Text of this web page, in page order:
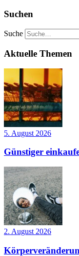
Suchen
Suche
Aktuelle Themen
5. August 2026
Günstiger
2. August 2026